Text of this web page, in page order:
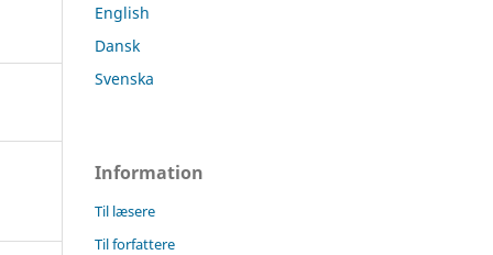
English
Dansk
Svenska
Information
Til læsere
Til forfattere